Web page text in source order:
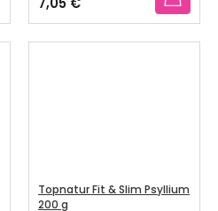
Topnatur Fit & Slim Psyllium
200 g